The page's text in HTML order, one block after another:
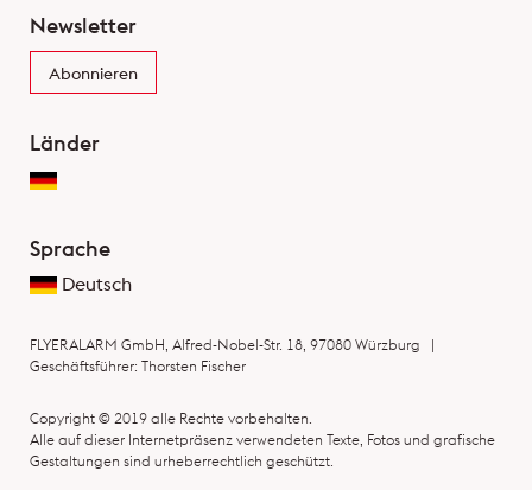
Newsletter
Abonnieren
Länder
Sprache
Deutsch
FLYERALARM GmbH, Alfred-Nobel-Str. 18, 97080 Würzburg |
Geschäftsführer: Thorsten Fischer
Copyright © 2019 alle Rechte vorbehalten.
Alle auf dieser Internetpräsenz verwendeten Texte, Fotos und grafische
Gestaltungen sind urheberrechtlich geschützt.